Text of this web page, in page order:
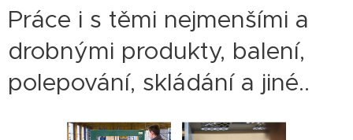
Práce i s těmi nejmenšími a
drobnými produkty, balení,
polepování, skládání a jiné..